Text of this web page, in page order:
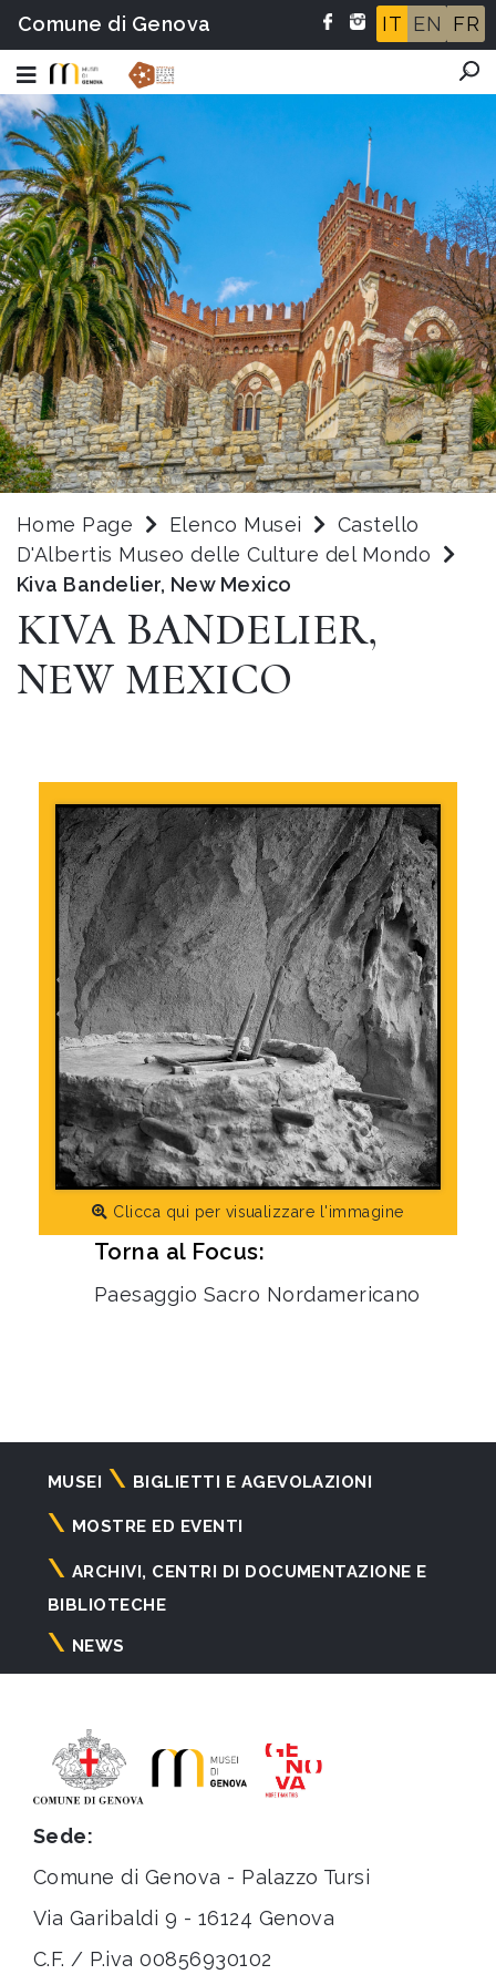
Comune di Genova IT EN FR
Home Page Elenco Musei
Castello
D'Albertis Museo delle Culture del Mondo
Kiva Bandelier, New Mexico
KIVA BANDELIER,
NEW MEXICO
Clicca qui per visualizzare l'immagine
Torna al Focus:
Paesaggio Sacro Nordamericano
Navigazione
principale
MUSEI BIGLIETTI E AGEVOLAZIONI
MOSTRE ED EVENTI
ARCHIVI, CENTRI DI DOCUMENTAZIONE E
BIBLIOTECHE
NEWS
Sede:
Comune di Genova - Palazzo Tursi
Via Garibaldi 9 - 16124 Genova
C.F. / P.iva 00856930102